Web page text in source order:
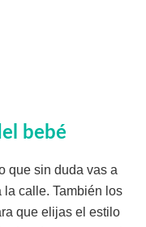
bebé
que sin duda vas a
la calle. También los
que elijas el estilo